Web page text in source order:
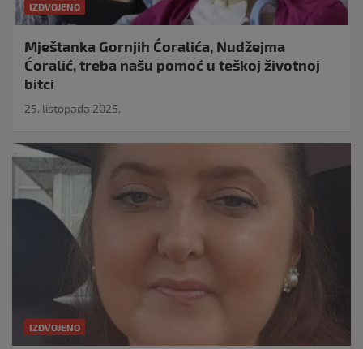
IZDVOJENO
Mještanka Gornjih Ćoralića, Nudžejma
Ćoralić, treba našu pomoć u teškoj životnoj
bitci
25. listopada 2025.
IZDVOJENO